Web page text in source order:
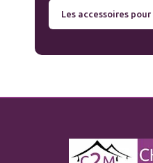
Les accessoires